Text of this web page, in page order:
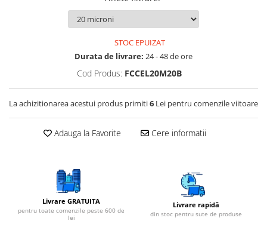
Membrane osmoza inversa
Sisteme de filtrare
Sterilizare cu UV
Dozatoare
Osmoza inversa
STOC EPUIZAT
Durata de livrare: 24 - 48 de ore
Cod Produs: FCCEL20M20B
La achizitionarea acestui produs primiti6 Lei pentru comenzile viitoare
Adauga la Favorite Cere informatii
Livrare GRATUITA
pentru toate comenzile peste 600 de
lei
Livrare rapidă
din stoc pentru sute de produse